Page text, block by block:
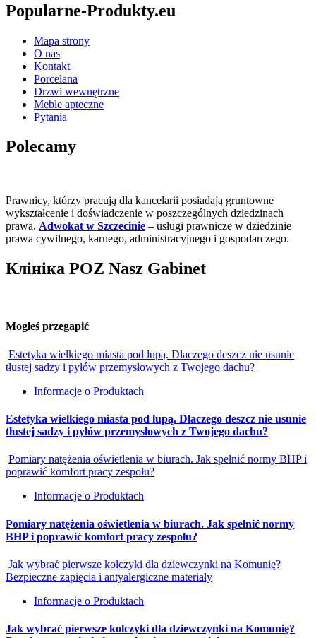
Popularne-Produkty.eu
Mapa strony
O nas
Kontakt
Porcelana
Drzwi wewnętrzne
Meble apteczne
Pytania
Polecamy
Prawnicy, którzy pracują dla kancelarii posiadają gruntowne
wykształcenie i doświadczenie w poszczególnych dziedzinach
prawa. Adwokat w Szczecinie – usługi prawnicze w dziedzinie
prawa cywilnego, karnego, administracyjnego i gospodarczego.
Клініка POZ Nasz Gabinet
Mogłeś przegapić
Estetyka wielkiego miasta pod lupą. Dlaczego deszcz nie usunie
tłustej sadzy i pyłów przemysłowych z Twojego dachu?
Informacje o Produktach
Estetyka wielkiego miasta pod lupą. Dlaczego deszcz nie usunie
tłustej sadzy i pyłów przemysłowych z Twojego dachu?
Pomiary natężenia oświetlenia w biurach. Jak spełnić normy BHP i
poprawić komfort pracy zespołu?
Informacje o Produktach
Pomiary natężenia oświetlenia w biurach. Jak spełnić normy
BHP i poprawić komfort pracy zespołu?
Jak wybrać pierwsze kolczyki dla dziewczynki na Komunię?
Bezpieczne zapięcia i antyalergiczne materiały
Informacje o Produktach
Jak wybrać pierwsze kolczyki dla dziewczynki na Komunię?